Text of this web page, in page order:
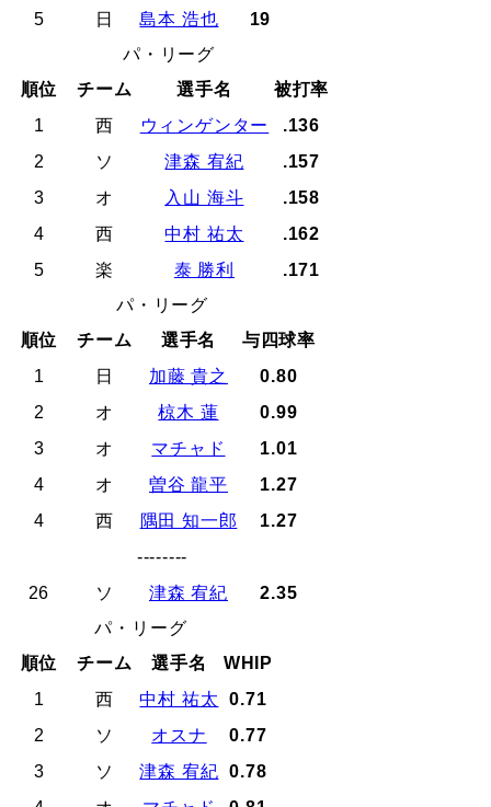
5
日 島本 浩也
19
パ・リーグ
順位
チーム 選手名
被打率
1
西 ウィンゲンター
.136
2
ソ 津森 宥紀
.157
3
オ 入山 海斗
.158
4
西 中村 祐太
.162
5
楽 泰 勝利
.171
パ・リーグ
順位
チーム 選手名
与四球率
1
日 加藤 貴之
0.80
2
オ 椋木 蓮
0.99
3
オ マチャド
1.01
4
オ 曽谷 龍平
1.27
4
西 隅田 知一郎
1.27
--------
26
ソ 津森 宥紀
2.35
パ・リーグ
順位
チーム 選手名
WHIP
1
西 中村 祐太
0.71
2
ソ オスナ
0.77
3
ソ 津森 宥紀
0.78